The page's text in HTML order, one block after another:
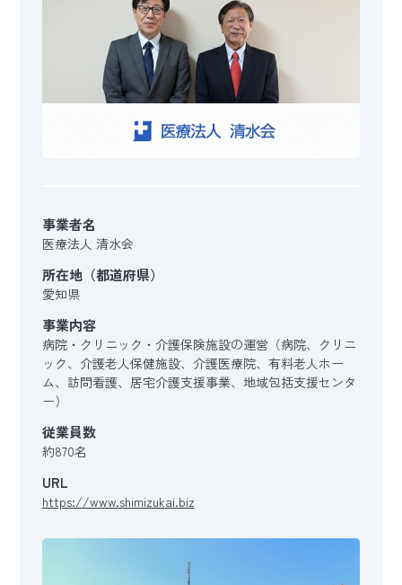
事業者名
医療法人 清水会
所在地（都道府県）
愛知県
事業内容
病院・クリニック・介護保険施設の運営（病院、クリニ
ック、介護老人保健施設、介護医療院、有料老人ホー
ム、訪問看護、居宅介護支援事業、地域包括支援センタ
ー）
従業員数
約870名
URL
https://www.shimizukai.biz